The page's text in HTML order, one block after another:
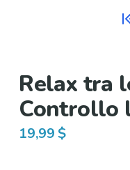
Relax tra
Controllo
19,99 $